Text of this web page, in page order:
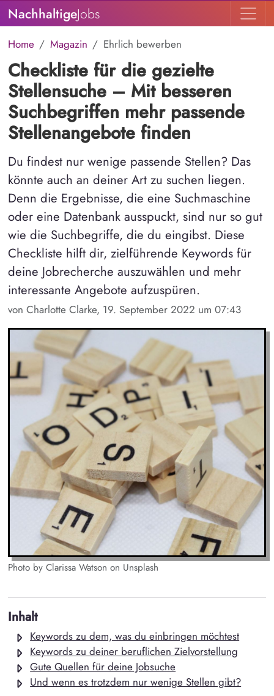
NachhaltigeJobs
Home Magazin Ehrlich bewerben
Checkliste für die gezielte
Stellensuche – Mit besseren
Suchbegriffen mehr passende
Stellenangebote finden
Du findest nur wenige passende Stellen? Das
könnte auch an deiner Art zu suchen liegen.
Denn die Ergebnisse, die eine Suchmaschine
oder eine Datenbank ausspuckt, sind nur so gut
wie die Suchbegriffe, die du eingibst. Diese
Checkliste hilft dir, zielführende Keywords für
deine Jobrecherche auszuwählen und mehr
interessante Angebote aufzuspüren.
von Charlotte Clarke, 19. September 2022 um 07:43
Photo by Clarissa Watson on Unsplash
Inhalt
Keywords zu dem, was du einbringen möchtest
Keywords zu deiner beruflichen Zielvorstellung
Gute Quellen für deine Jobsuche
Und wenn es trotzdem nur wenige Stellen gibt?